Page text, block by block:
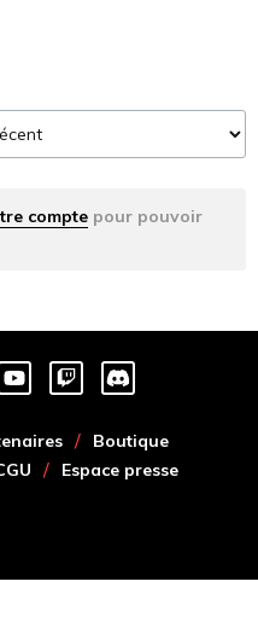
compte pour pouvoir
Boutique
Espace presse